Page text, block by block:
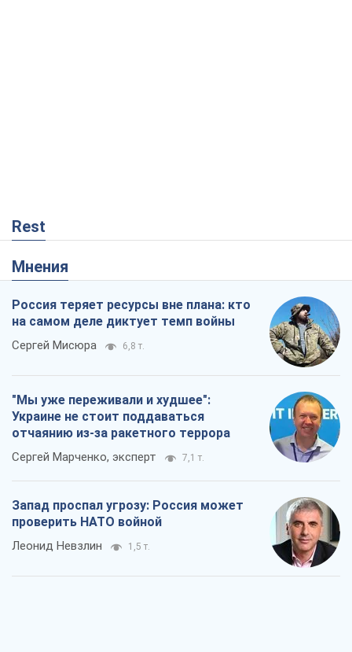
Rest
Мнения
Россия теряет ресурсы вне плана: кто
на самом деле диктует темп войны
Сергей Мисюра 6,8 т.
"Мы уже переживали и худшее":
Украине не стоит поддаваться
отчаянию из-за ракетного террора
Сергей Марченко, эксперт 7,1 т.
Запад проспал угрозу: Россия может
проверить НАТО войной
Леонид Невзлин 1,5 т.